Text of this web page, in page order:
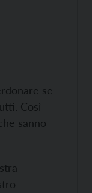
se
Così
sanno